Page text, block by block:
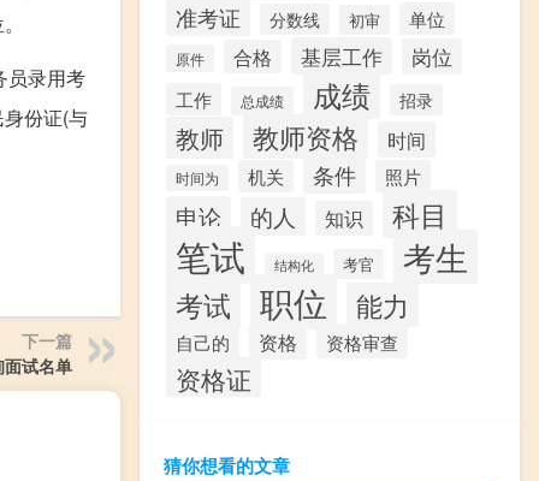
员录用考
份证(与
下一篇
试名单
准考证 分数线 初审 单位
原件 合格 基层工作 岗位
工作 总成绩 成绩 招录
教师 教师资格 时间
时间为 机关 条件 照片
申论 的人 知识 科目
笔试 结构化 考官 考生
考试 职位 能力
自己的 资格 资格审查
资格证
猜你想看的文章